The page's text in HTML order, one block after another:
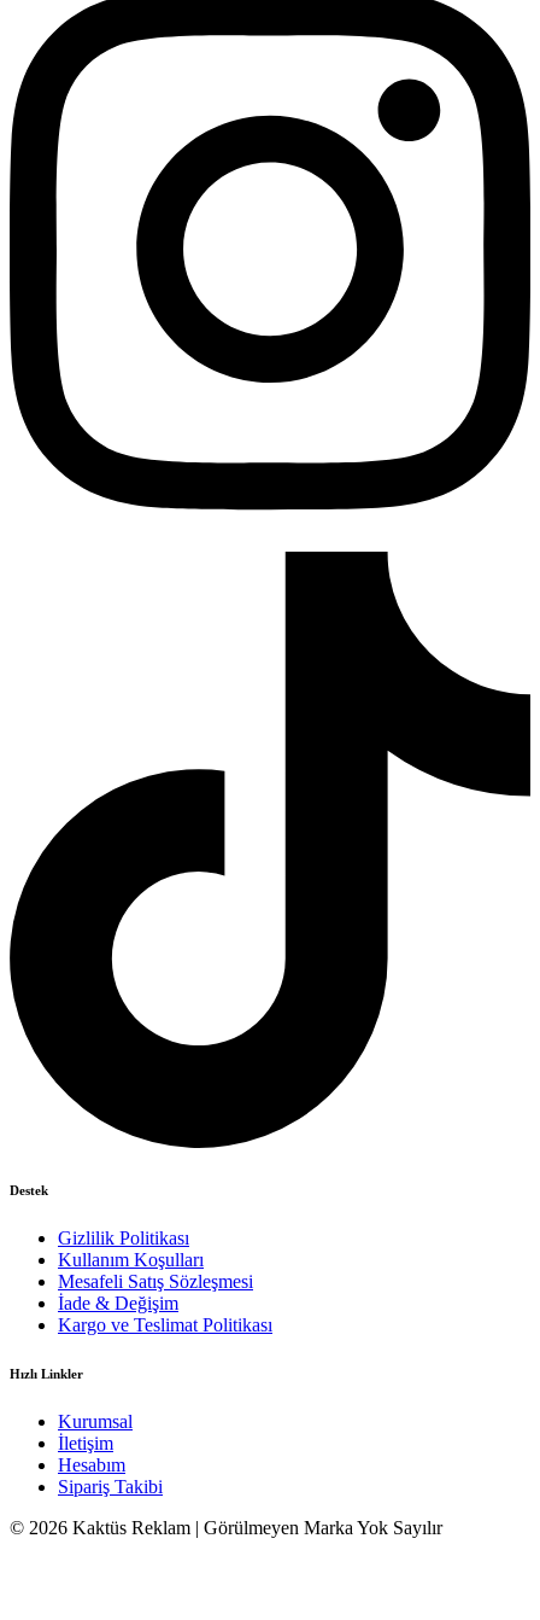
Destek
Gizlilik Politikası
Kullanım Koşulları
Mesafeli Satış Sözleşmesi
İade & Değişim
Kargo ve Teslimat Politikası
Hızlı Linkler
Kurumsal
İletişim
Hesabım
Sipariş Takibi
© 2026 Kaktüs Reklam | Görülmeyen Marka Yok Sayılır